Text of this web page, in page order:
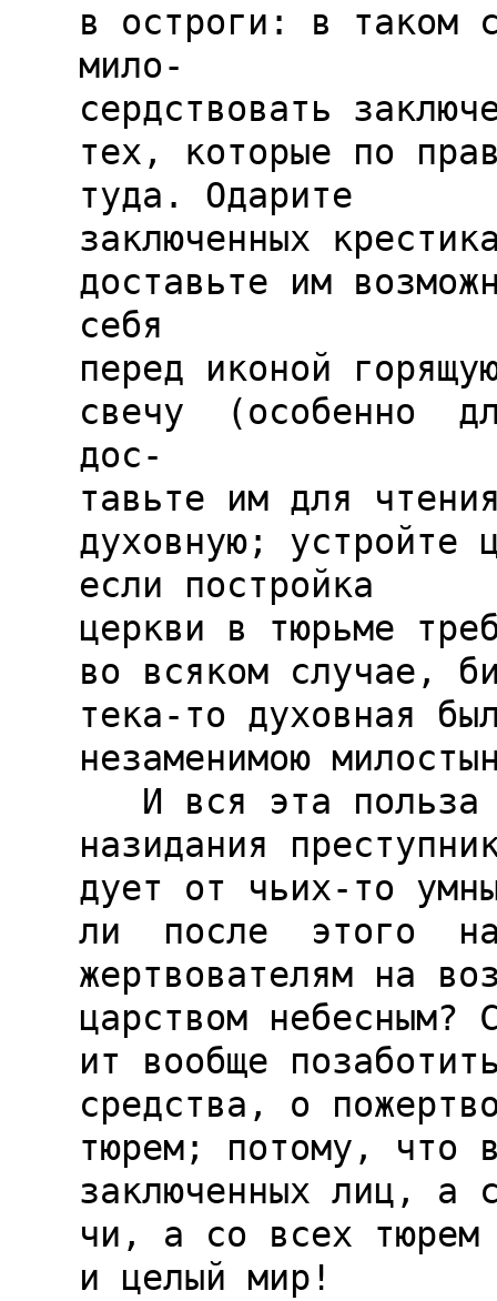
в остроги: в таком
мило-
сердствовать
тех, которые по
туда. Одарите
заключенных
доставьте им
себя
перед иконой
свечу  (особенно
дос-
тавьте им для
духовную; устройте
если постройка
церкви в тюрьме
во всяком случае,
тека-то духовная
незаменимою
назидания
дует от чьих-то
ли  после  этого
жертвователям на
царством небесным?
ит вообще
средства, о
тюрем; потому, что
заключенных лиц, а
чи, а со всех тюрем
и целый мир!